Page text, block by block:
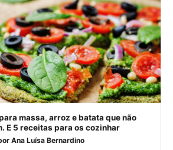
massa, arroz e batata que não
E 5 receitas para os cozinhar
Ana Luísa Bernardino